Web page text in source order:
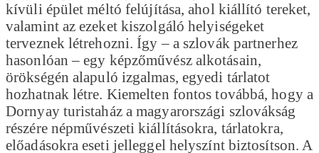
kívüli épület méltó felújítása, ahol kiállító tereket,
valamint az ezeket kiszolgáló helyiségeket
terveznek létrehozni. Így – a szlovák partnerhez
hasonlóan – egy képzőművész alkotásain,
örökségén alapuló izgalmas, egyedi tárlatot
hozhatnak létre. Kiemelten fontos továbbá, hogy a
Dornyay turistaház a magyarországi szlovákság
részére népművészeti kiállításokra, tárlatokra,
előadásokra eseti jelleggel helyszínt biztosítson. A